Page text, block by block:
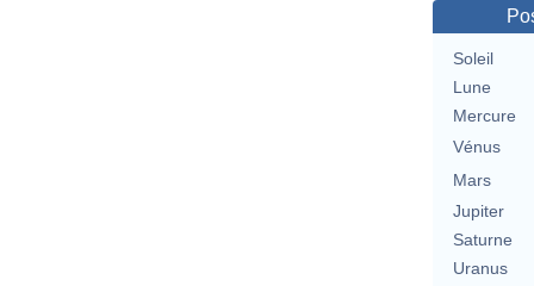
Soleil
Lune
Mercure
Vénus
Mars
Jupiter
Saturne
Uranus